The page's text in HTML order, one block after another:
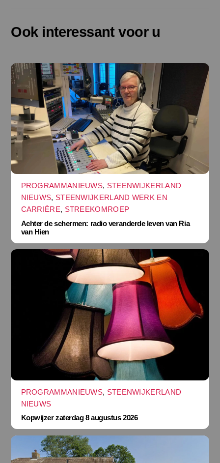
Ook interessant voor u
PROGRAMMANIEUWS, STEENWIJKERLAND
NIEUWS, STEENWIJKERLAND WERK EN
CARRIÈRE, STREEKOMROEP
Achter de schermen: radio veranderde leven van Ria
van Hien
PROGRAMMANIEUWS, STEENWIJKERLAND
NIEUWS
Kopwijzer zaterdag 8 augustus 2026